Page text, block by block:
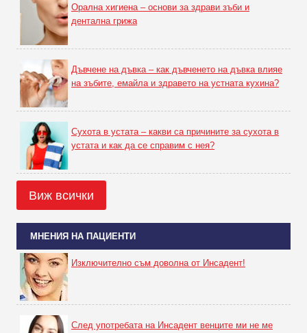
Орална хигиена – основи за здрави зъби и
дентална грижа
Дъвчене на дъвка – как дъвченето на дъвка влияе
на зъбите, емайла и здравето на устната кухина?
Сухота в устата – какви са причините за сухота в
устата и как да се справим с нея?
Виж всички
МНЕНИЯ НА ПАЦИЕНТИ
Изключително съм доволна от Инсадент!
След употребата на Инсадент венците ми не ме